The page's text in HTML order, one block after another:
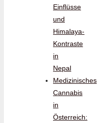
Einflüsse
und
Himalaya-
Kontraste
in
Nepal
Medizinisches
Cannabis
in
Österreich: